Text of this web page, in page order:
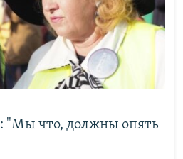
"Мы что, должны опять